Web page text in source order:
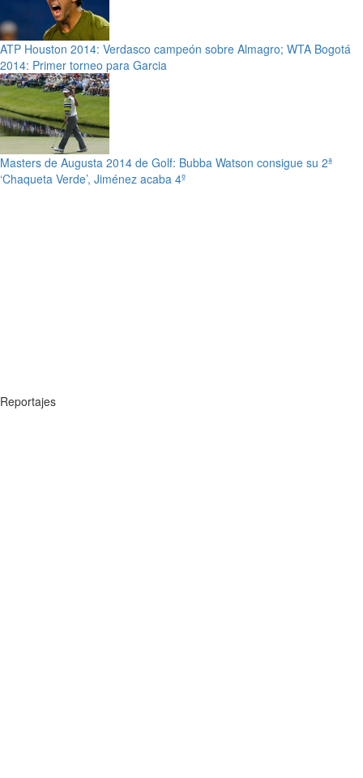
ATP Houston 2014: Verdasco campeón sobre Almagro; WTA Bogotá
2014: Primer torneo para Garcia
Masters de Augusta 2014 de Golf: Bubba Watson consigue su 2ª
‘Chaqueta Verde’, Jiménez acaba 4º
Reportajes